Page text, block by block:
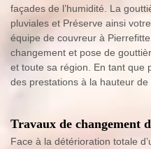
façades de l’humidité. La
pluviales et Préserve ainsi
équipe de couvreur à
changement et pose de
et toute sa région. En tant que
des prestations à la hauteur de
Travaux de changement
Face à la détérioration totale